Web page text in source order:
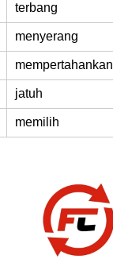
terbang
menyerang
mempertahankan
jatuh
memilih